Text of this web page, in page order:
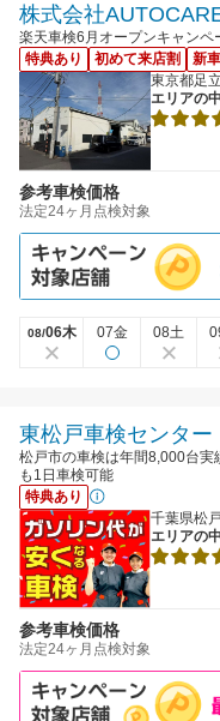
株式会社
楽天車検6月オープンキャンペ
特典あり
初めて来店割 新
東京都足
エリアの
参考車検価格
法定24ヶ月点検対象
08/06木 07金 08土
東松戸車検センタ
松戸市の車検は年間8,000台
も1日車検可能
特典あり
千葉県松
エリアの
参考車検価格
法定24ヶ月点検対象